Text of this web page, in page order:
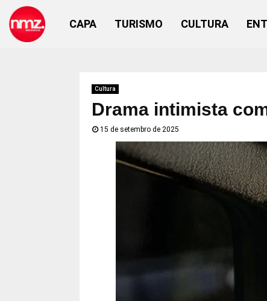
CAPA TURISMO CULTURA
Cultura
Drama intimista
15 de setembro de 2025